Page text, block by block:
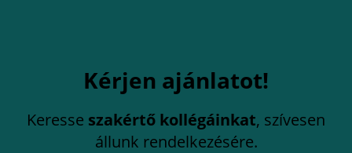
Kérjen ajánlatot!
Keresse szakértő kollégáinkat, szívesen
állunk rendelkezésére.